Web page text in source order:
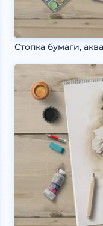
Стопка бумаги,